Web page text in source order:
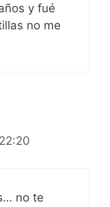
y fué
no me
no te